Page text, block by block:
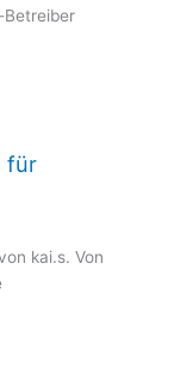
Betreiber
für
kai.s. Von